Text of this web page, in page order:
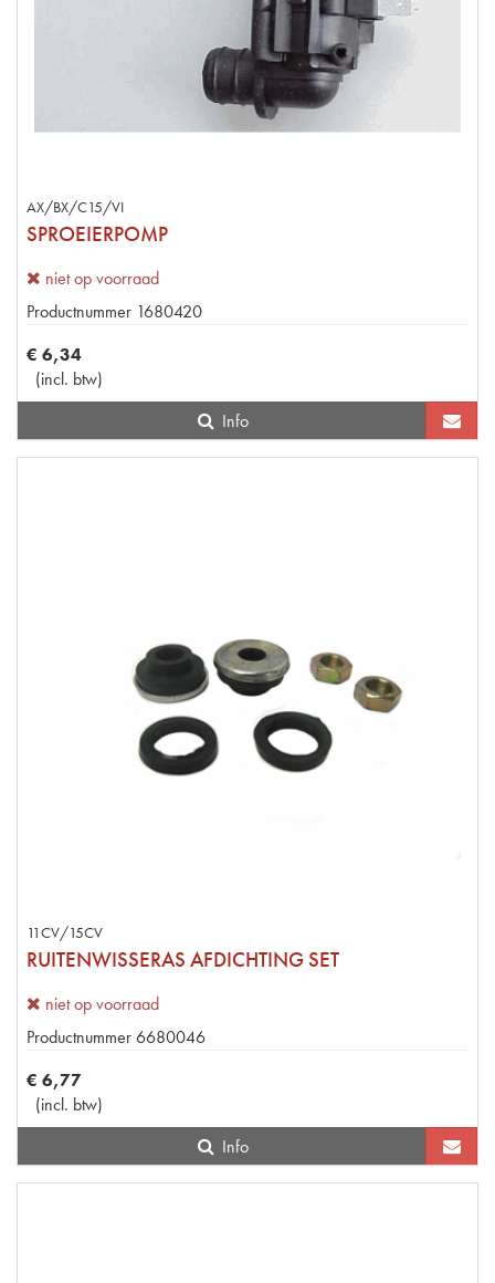
AX/BX/C15/VI
SPROEIERPOMP
niet op voorraad
Productnummer 1680420
€ 6,34
(incl. btw)
Info
11CV/15CV
RUITENWISSERAS AFDICHTING SET
niet op voorraad
Productnummer 6680046
€ 6,77
(incl. btw)
Info